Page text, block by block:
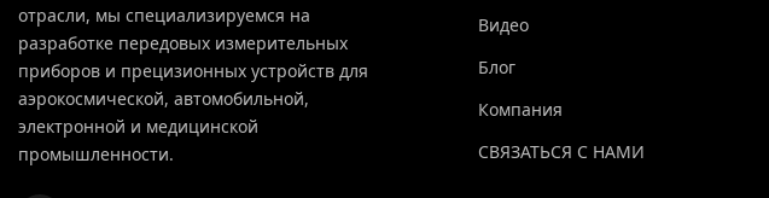
отрасли, мы специализируемся на
разработке передовых измерительных
приборов и прецизионных устройств для
аэрокосмической, автомобильной,
электронной и медицинской
промышленности.
Видео
Блог
Компания
СВЯЗАТЬСЯ С НАМИ